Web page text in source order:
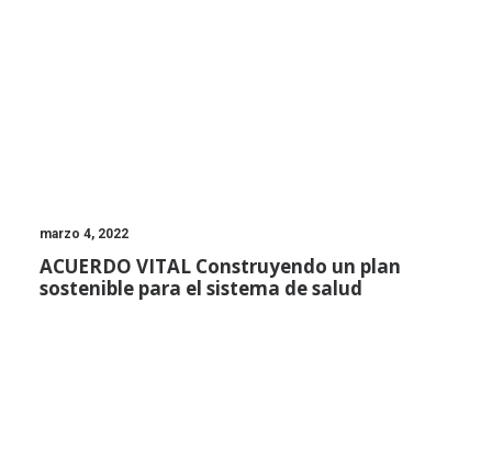
marzo 4, 2022
ACUERDO VITAL Construyendo un plan
sostenible para el sistema de salud